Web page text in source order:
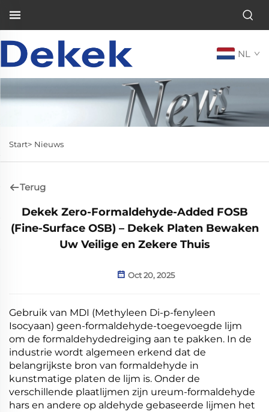
NL
Start> Nieuws
Terug
Dekek Zero-Formaldehyde-Added FOSB
(Fine-Surface OSB) – Dekek Platen Bewaken
Uw Veilige en Zekere Thuis
Oct 20, 2025
Gebruik van MDI (Methyleen Di-p-fenyleen
Isocyaan) geen-formaldehyde-toegevoegde lijm
om de formaldehydedreiging aan te pakken. In de
industrie wordt algemeen erkend dat de
belangrijkste bron van formaldehyde in
kunstmatige platen de lijm is. Onder de
verschillende plaatlijmen zijn ureum-formaldehyde
hars en andere op aldehyde gebaseerde lijmen het